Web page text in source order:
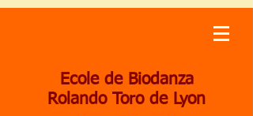
Ecole de Biodanza
Rolando Toro de Lyon